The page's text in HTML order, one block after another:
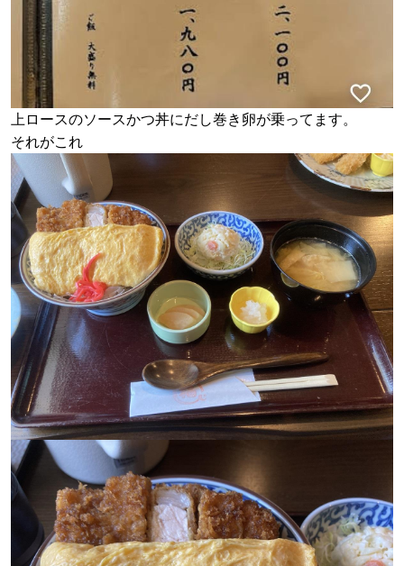
上ロースのソースかつ丼にだし巻き卵が乗ってます。
それがこれ